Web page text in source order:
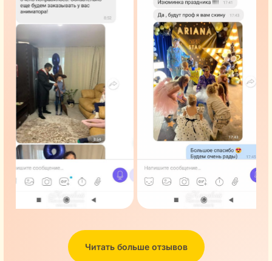
Читать больше отзывов